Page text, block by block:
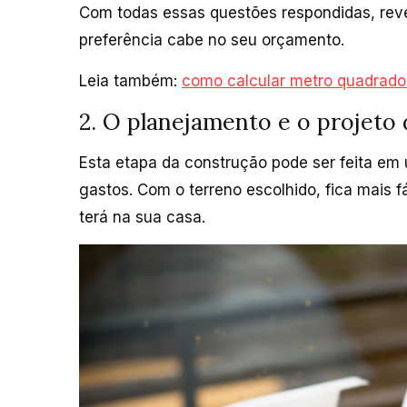
Com todas essas questões respondidas,
preferência cabe no seu orçamento.
Leia também: como calcular metro
2. O planejamento e o projeto
Esta etapa da construção pode ser feita
gastos. Com o terreno escolhido, fica mais
terá na sua casa.